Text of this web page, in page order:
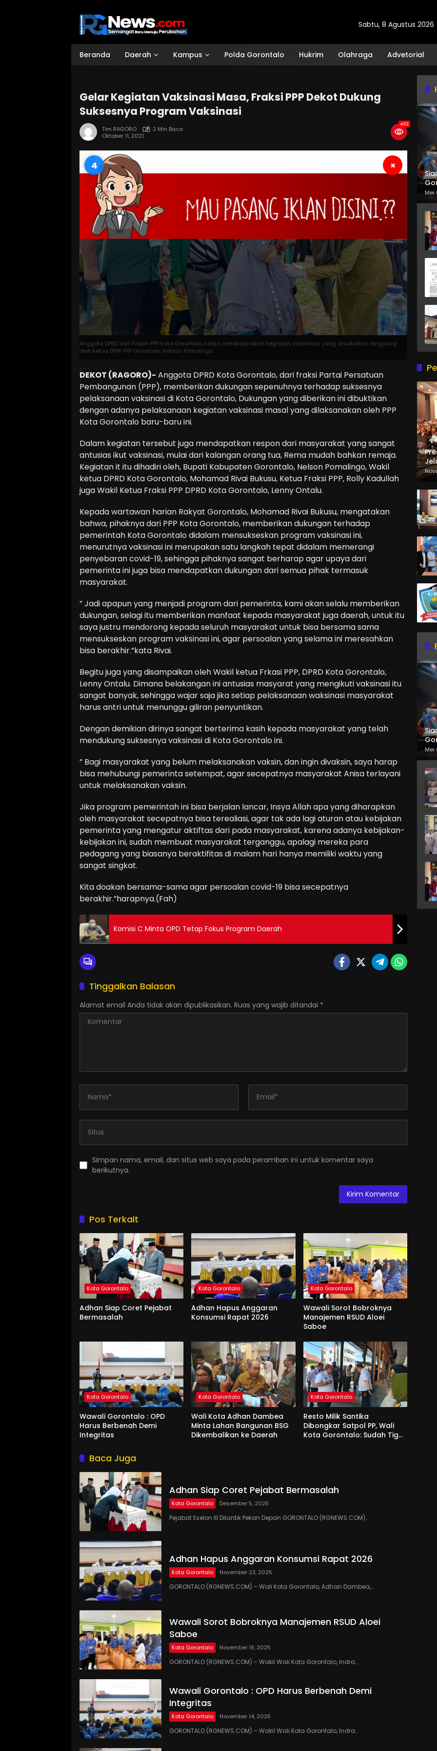
Sabtu, 8 Agustus 2026
Beranda Daerah Kampus Polda Gorontalo Hukrim Olahraga Advetorial
Gelar Kegiatan Vaksinasi Masa, Fraksi PPP Dekot Dukung
Suksesnya Program Vaksinasi
Tim RAGORO
2 Min Baca
Oktober 11, 2021
463
3 ×
Anggota DPRD dari Fraksi PPP Kota Gorontalo, ketika melaksanakan kegiatan Vaksinasi, yang disaksikan langsung
oleh ketua DPW PPP Gorontalo, Nelson Pomalingo.
DEKOT (RAGORO)- Anggota DPRD Kota Gorontalo, dari fraksi Partai Persatuan
Pembangunan (PPP), memberikan dukungan sepenuhnya terhadap suksesnya
pelaksanaan vaksinasi di Kota Gorontalo, Dukungan yang diberikan ini dibuktikan
dengan adanya pelaksanaan kegiatan vaksinasi masal yang dilaksanakan oleh PPP
Kota Gorontalo baru-baru ini.
Dalam kegiatan tersebut juga mendapatkan respon dari masyarakat yang sangat
antusias ikut vaksinasi, mulai dari kalangan orang tua, Rema mudah bahkan remaja.
Kegiatan it itu dihadiri oleh, Bupati Kabupaten Gorontalo, Nelson Pomalingo, Wakil
ketua DPRD Kota Gorontalo, Mohamad Rivai Bukusu, Ketua Fraksi PPP, Rolly Kadullah
juga Wakil Ketua Fraksi PPP DPRD Kota Gorontalo, Lenny Ontalu.
Kepada wartawan harian Rakyat Gorontalo, Mohamad Rivai Bukusu, mengatakan
bahwa, pihaknya dari PPP Kota Gorontalo, memberikan dukungan terhadap
pemerintah Kota Gorontalo didalam mensukseskan program vaksinasi ini,
menurutnya vaksinasi ini merupakan satu langkah tepat didalam memerangi
penyebaran covid-19, sehingga pihaknya sangat berharap agar upaya dari
pemerinta ini juga bisa mendapatkan dukungan dari semua pihak termasuk
masyarakat.
” Jadi apapun yang menjadi program dari pemerinta, kami akan selalu memberikan
dukungan, selagi itu memberikan manfaat kepada masyarakat juga daerah, untuk itu
saya justru mendorong kepada seluruh masyarakat untuk bisa bersama sama
mensukseskan program vaksinasi ini, agar persoalan yang selama ini meresahkan
bisa berakhir.”kata Rivai.
Begitu juga yang disampaikan oleh Wakil ketua Frkasi PPP, DPRD Kota Gorontalo,
Lenny Ontalu. Dimana belakangan ini antusias masyarat yang mengikuti vaksinasi itu
sangat banyak, sehingga wajar saja jika setiap pelaksanaan waksinasi masyarakat
harus antri untuk menunggu giliran penyuntikan.
Dengan demikian dirinya sangat berterima kasih kepada masyarakat yang telah
mendukung suksesnya vaksinasi di Kota Gorontalo ini.
” Bagi masyarakat yang belum melaksanakan vaksin, dan ingin divaksin, saya harap
bisa mehubungi pemerinta setempat, agar secepatnya masyarakat Anisa terlayani
untuk melaksanakan vaksin.
Jika program pemerintah ini bisa berjalan lancar, Insya Allah apa yang diharapkan
oleh masyarakat secepatnya bisa terealiasi, agar tak ada lagi aturan atau kebijakan
pemerinta yang mengatur aktiftas dari pada masyarakat, karena adanya kebijakan-
kebijakan ini, sudah membuat masyarakat terganggu, apalagi mereka para
pedagang yang biasanya beraktifitas di malam hari hanya memiliki waktu yang
sangat singkat.
Kita doakan bersama-sama agar persoalan covid-19 bisa secepatnya
berakhir.”harapnya.(Fah)
Komisi C Minta OPD Tetap Fokus Program Daerah
Tinggalkan Balasan
Alamat email Anda tidak akan dipublikasikan. Ruas yang wajib ditandai *
Simpan nama, email, dan situs web saya pada peramban ini untuk komentar saya
berikutnya.
Pos Terkait
Kota Gorontalo
Adhan Siap Coret Pejabat
Bermasalah
Kota Gorontalo
Adhan Hapus Anggaran
Konsumsi Rapat 2026
Kota Gorontalo
Wawali Sorot Bobroknya
Manajemen RSUD Aloei
Saboe
Kota Gorontalo
Wawali Gorontalo : OPD
Harus Berbenah Demi
Integritas
Kota Gorontalo
Wali Kota Adhan Dambea
Minta Lahan Bangunan BSG
Dikembalikan ke Daerah
Kota Gorontalo
Resto Milik Santika
Dibongkar Satpol PP, Wali
Kota Gorontalo: Sudah Tiga
Baca Juga
Adhan Siap Coret Pejabat Bermasalah
Kota Gorontalo Desember 5, 2025
Pejabat Eselon III Dilantik Pekan Depan GORONTALO (RGNEWS.COM)…
Adhan Hapus Anggaran Konsumsi Rapat 2026
Kota Gorontalo November 23, 2025
GORONTALO (RGNEWS.COM) – Wali Kota Gorontalo, Adhan Dambea,…
Wawali Sorot Bobroknya Manajemen RSUD Aloei
Saboe
Kota Gorontalo November 19, 2025
GORONTALO (RGNEWS.COM) – Wakil Wali Kota Gorontalo, Indra…
Wawali Gorontalo : OPD Harus Berbenah Demi
Integritas
Kota Gorontalo November 14, 2025
GORONTALO (RGNEWS.COM) – Wakil Wali Kota Gorontalo, Indra…
Mei
Mei